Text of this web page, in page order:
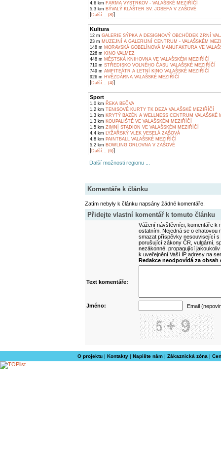
4,6 km FARMA VYSTRKOV - VALAŠSKÉ MEZIŘÍČÍ
5,3 km BÝVALÝ KLÁŠTER SV. JOSEFA V ZAŠOVÉ
[Další... (8)]
Kultura
12 m GALERIE SÝPKA A DESIGNOVÝ OBCHŮDEK ZRNÍ
23 m MUZEJNÍ A GALERIJNÍ CENTRUM - VALAŠSKÉM
148 m MORAVSKÁ GOBELÍNOVÁ MANUFAKTURA VE
226 m KINO VALMEZ
448 m MĚSTSKÁ KNIHOVNA VE VALAŠSKÉM MEZIŘÍČÍ
710 m STŘEDISKO VOLNÉHO ČASU VALAŠSKÉ MEZIŘÍČÍ
749 m AMFITEÁTR A LETNÍ KINO VALAŠSKÉ MEZIŘÍČÍ
926 m HVĚZDÁRNA VALAŠSKÉ MEZIŘÍČÍ
[Další... (4)]
Sport
1,0 km ŘEKA BEČVA
1,2 km TENISOVÉ KURTY TK DEZA VALAŠSKÉ MEZIŘÍČÍ
1,3 km KRYTÝ BAZÉN A WELLNESS CENTRUM VALAŠSKÉ
1,3 km KOUPALIŠTĚ VE VALAŠSKÉM MEZIŘÍČÍ
1,5 km ZIMNÍ STADION VE VALAŠSKÉM MEZIŘÍČÍ
4,4 km LYŽAŘSKÝ VLEK VESELÁ ZAŠOVÁ
4,8 km PAINTBALL VALAŠSKÉ MEZIŘÍČÍ
5,2 km BOWLING ORLOVNA V ZAŠOVÉ
[Další... (6)]
Další možnosti regionu ...
Komentáře k článku
Zatím nebyly k článku napsány žádné komentáře.
Přidejte vlastní komentář k tomuto článku
Vážení návštěvníci, komentáře k
ostatním. Nejedná se o
smazat příspěvky nesouvisející
porušující zákony ČR, vulgární,
nezákonné, propagující
k uveřejnění Vaší IP adresy na
Redakce neodpovídá za
Text komentáře:
Jméno: Email
O projektu| Kontakty| Napište nám| Zákaznická zóna |